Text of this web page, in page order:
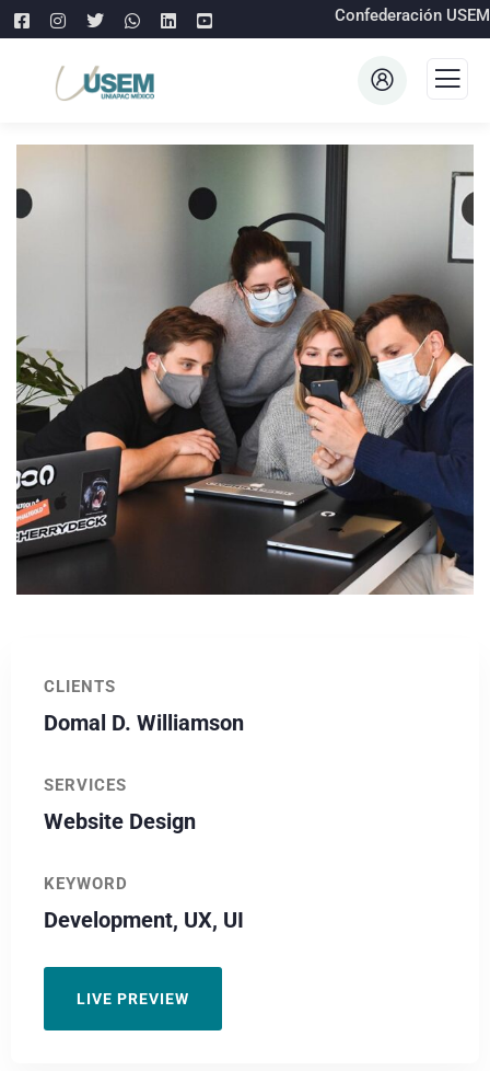
Confederación USEM
CLIENTS
Domal D. Williamson
SERVICES
Website Design
KEYWORD
Development, UX, UI
LIVE PREVIEW